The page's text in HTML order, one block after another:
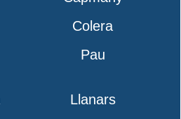
Colera
Pau
Llanars